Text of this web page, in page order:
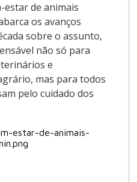
de animais
os avanços
sobre o assunto,
não só para
e
mas para todos
pelo cuidado dos